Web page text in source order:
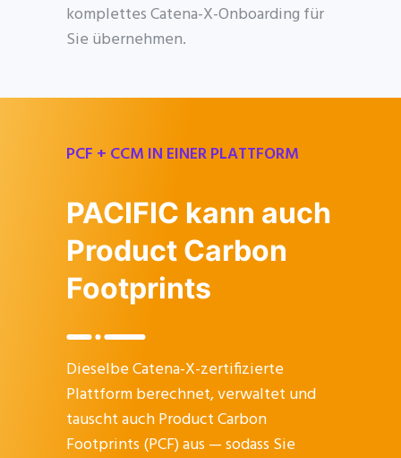
komplettes Catena-X-Onboarding für
Sie übernehmen.
PCF + CCM IN EINER PLATTFORM
PACIFIC kann auch
Product Carbon
Footprints
Dieselbe Catena-X-zertifizierte
Plattform berechnet, verwaltet und
tauscht auch Product Carbon
Footprints (PCF) aus — sodass Sie